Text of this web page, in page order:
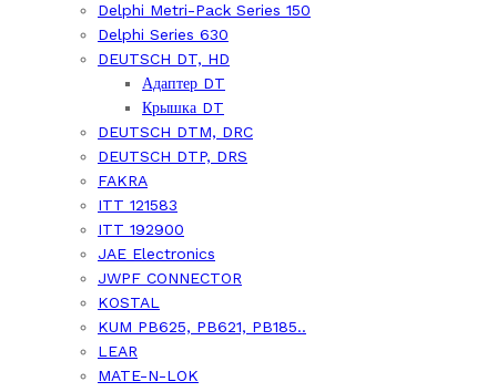
Delphi Metri-Pack Series 150
Delphi Series 630
DEUTSCH DT, HD
Адаптер DT
Крышка DT
DEUTSCH DTM, DRC
DEUTSCH DTP, DRS
FAKRA
ITT 121583
ITT 192900
JAE Electronics
JWPF CONNECTOR
KOSTAL
KUM PB625, PB621, PB185..
LEAR
MATE-N-LOK